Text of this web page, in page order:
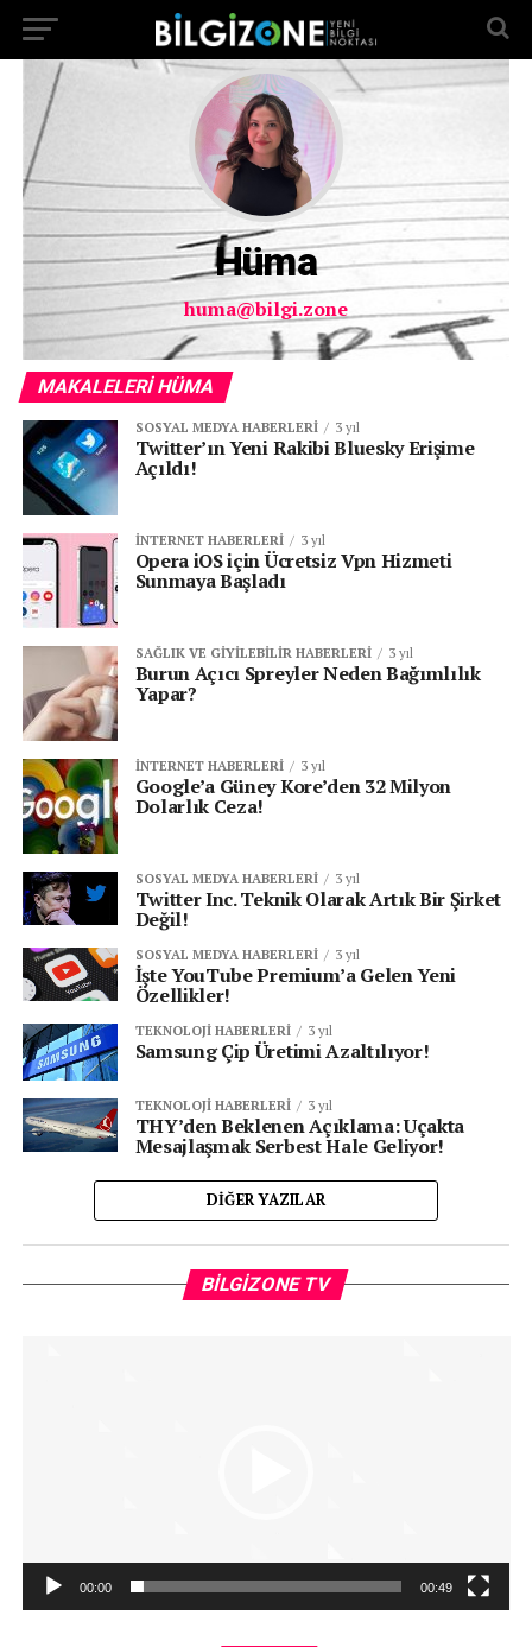
Hüma
huma@bilgi.zone
MAKALELERI HÜMA
SOSYAL MEDYA HABERLERI 3 yıl
Twitter’ın Yeni Rakibi Bluesky Erişime
Açıldı!
İNTERNET HABERLERI 3 yıl
Opera iOS için Ücretsiz Vpn Hizmeti
Sunmaya Başladı
SAĞLIK VE GIYILEBILIR HABERLERI 3 yıl
Burun Açıcı Spreyler Neden Bağımlılık
Yapar?
İNTERNET HABERLERI 3 yıl
Google’a Güney Kore’den 32 Milyon
Dolarlık Ceza!
SOSYAL MEDYA HABERLERI 3 yıl
Twitter Inc. Teknik Olarak Artık Bir Şirket
Değil!
SOSYAL MEDYA HABERLERI 3 yıl
İşte YouTube Premium’a Gelen Yeni
Özellikler!
TEKNOLOJI HABERLERI 3 yıl
Samsung Çip Üretimi Azaltılıyor!
TEKNOLOJI HABERLERI 3 yıl
THY’den Beklenen Açıklama: Uçakta
Mesajlaşmak Serbest Hale Geliyor!
DIĞER YAZILAR
BILGIZONE TV
00:00 00:49